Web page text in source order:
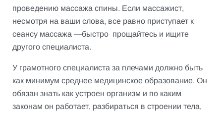
проведению массажа спины. Если массажист,
несмотря на ваши слова, все равно приступает к
сеансу массажа —быстро прощайтесь и ищите
другого специалиста.
У грамотного специалиста за плечами должно быть
как минимум среднее медицинское образование. Он
обязан знать как устроен организм и по каким
законам он работает, разбираться в строении тела,